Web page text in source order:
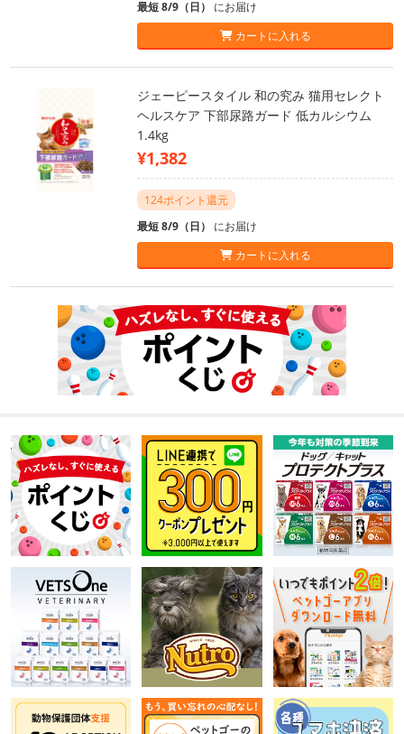
最短 8/9（日） にお届け
カートに入れる
ジェーピースタイル 和の究み 猫用セレクト
ヘルスケア 下部尿路ガード 低カルシウム
1.4kg
¥1,382
124ポイント還元
最短 8/9（日） にお届け
カートに入れる